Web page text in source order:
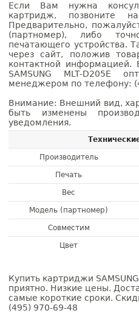
Если Вам нужна
картридж, позвоните
Предварительно,
(партномер), либо
печатающего устройства.
через сайт, положив
контактной информацией.
SAMSUNG MLT-D205E
менеджером по телефону:
Внимание: Внешний вид,
быть изменены
уведомления.
Производитель
Печать
Вес
Модель (партномер)
Совместим
Цвет
Купить картриджи
приятно. Низкие цены.
самые короткие сроки.
(495) 970-69-48